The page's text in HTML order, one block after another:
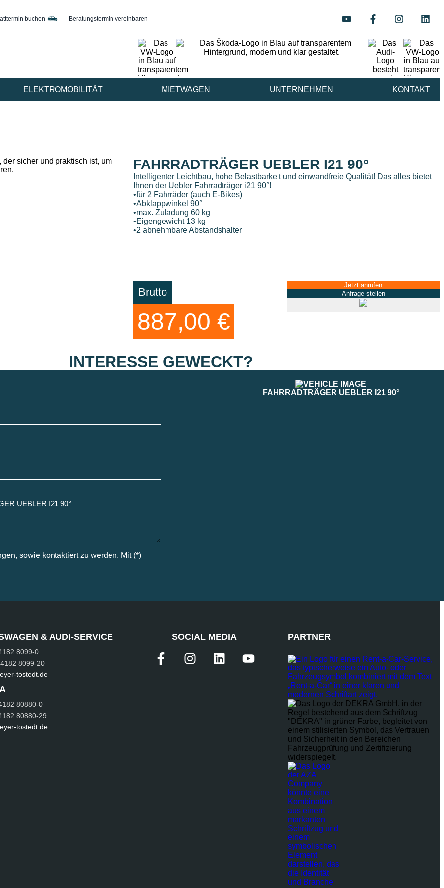
buchen Beratungstermin vereinbaren
ELEKTROMOBILITÄT MIETWAGEN UNTERNEHMEN KONTAKT
FAHRRADTRÄGER UEBLER I21 90°
Intelligenter Leichtbau, hohe Belastbarkeit und einwandfreie Qualität! Das alles bietet
Ihnen der Uebler Fahrradträger i21 90°!
•für 2 Fahrräder (auch E-Bikes)
•Abklappwinkel 90°
•max. Zuladung 60 kg
•Eigengewicht 13 kg
•2 abnehmbare Abstandshalter
Brutto
887,00 €
Jetzt anrufen
Anfrage stellen
INTERESSE GEWECKT?
sowie kontaktiert zu werden. Mit (*)
FAHRRADTRÄGER UEBLER I21 90°
& AUDI-SERVICE
8099-0
8099-20
tostedt.de
80880-0
80880-29
tostedt.de
SOCIAL MEDIA PARTNER